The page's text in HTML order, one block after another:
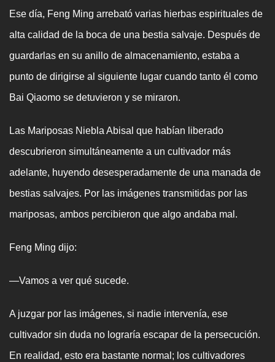
Ese día, Feng Ming arrebató varias hierbas espirituales de
alta calidad de la boca de una bestia salvaje. Después de
guardarlas en su anillo de almacenamiento, estaba a
punto de dirigirse al siguiente lugar cuando tanto él como
Bai Qiaomo se detuvieron y se miraron.
Las Mariposas Niebla Abisal que habían liberado
descubrieron simultáneamente a un cultivador más
adelante, huyendo desesperadamente de una manada de
bestias salvajes. Por las imágenes transmitidas por las
mariposas, ambos percibieron que algo andaba mal.
Feng Ming dijo:
—Vamos a ver qué sucede.
A juzgar por las imágenes, si nadie intervenía, ese
cultivador sin duda no lograría escapar de la persecución.
En realidad, esto era bastante normal; los cultivadores